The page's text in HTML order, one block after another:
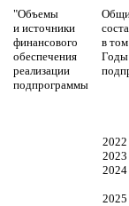
"Объемы
и источники
финансового
обеспечения
реализации
подпрограммы
в
Годы
2022
2023
2024
2025